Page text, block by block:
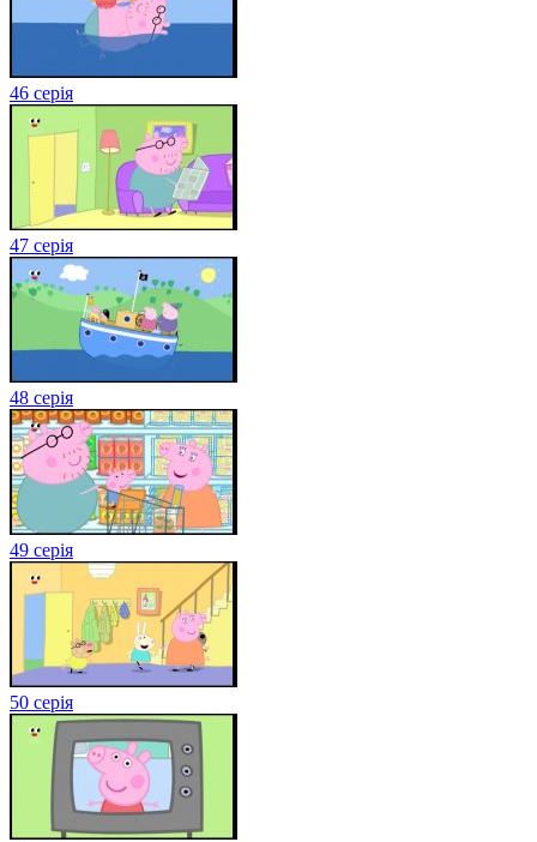
46 серія
47 серія
48 серія
49 серія
50 серія